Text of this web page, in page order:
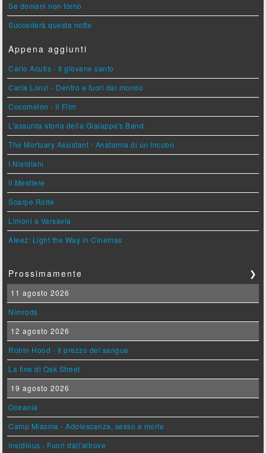
Se domani non torno
Succederà questa notte
Appena aggiunti
Carlo Acutis - Il giovane santo
Carla Lonzi - Dentro e fuori dal mondo
Cocomelon - Il Film
L'assurda storia della Gialappa's Band
The Mortuary Assistant - Anatomia di un Incubo
I Nisidiani
Il Mestiere
Scarpe Rotte
Limoni a Varsavia
Ateez: Light the Way in Cinemas
Prossimamente ❯
11 agosto 2026
Nimrods
12 agosto 2026
Robin Hood - Il prezzo del sangue
La fine di Oak Street
19 agosto 2026
Oceania
Camp Miasma - Adolescenza, sesso e morte
Insidious - Fuori dall'altrove